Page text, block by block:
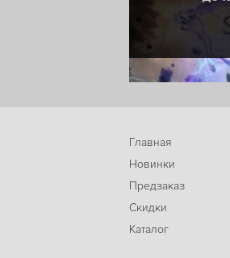
Главная
Новинки
Предзаказ
Скидки
Каталог